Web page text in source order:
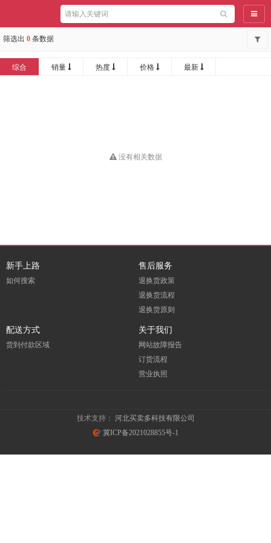
导航
筛选出 0 条数据
综合 销量 热度 价格 最新
没有相关数据
新手上路
如何搜索
售后服务
退换货政策
退换货流程
退换货原则
配送方式
货到付款区域
关于我们
网站故障报告
订货流程
营业执照
技术支持： 河北买卖多科技有限公司
冀ICP备2021028855号-1